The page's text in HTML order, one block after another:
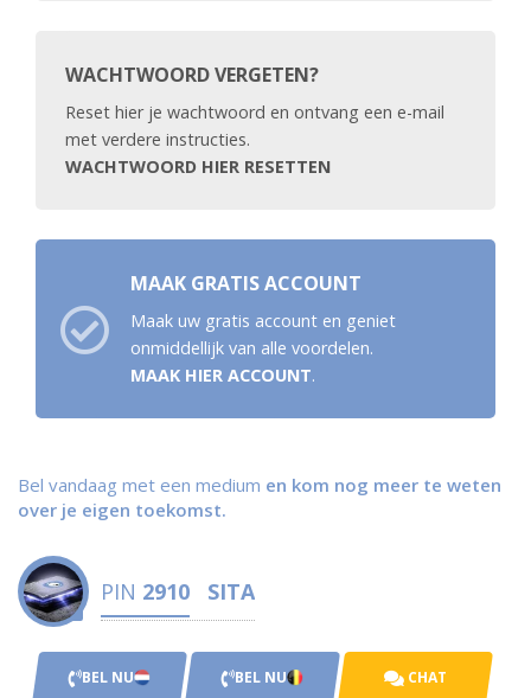
WACHTWOORD VERGETEN?
Reset hier je wachtwoord en ontvang een e-mail
met verdere instructies.
WACHTWOORD HIER RESETTEN
MAAK GRATIS ACCOUNT
Maak uw gratis account en geniet
onmiddellijk van alle voordelen.
MAAK HIER ACCOUNT.
Bel vandaag met een medium en kom nog meer te weten
over je eigen toekomst.
PIN 2910 SITA
BEL NU BEL NU CHAT